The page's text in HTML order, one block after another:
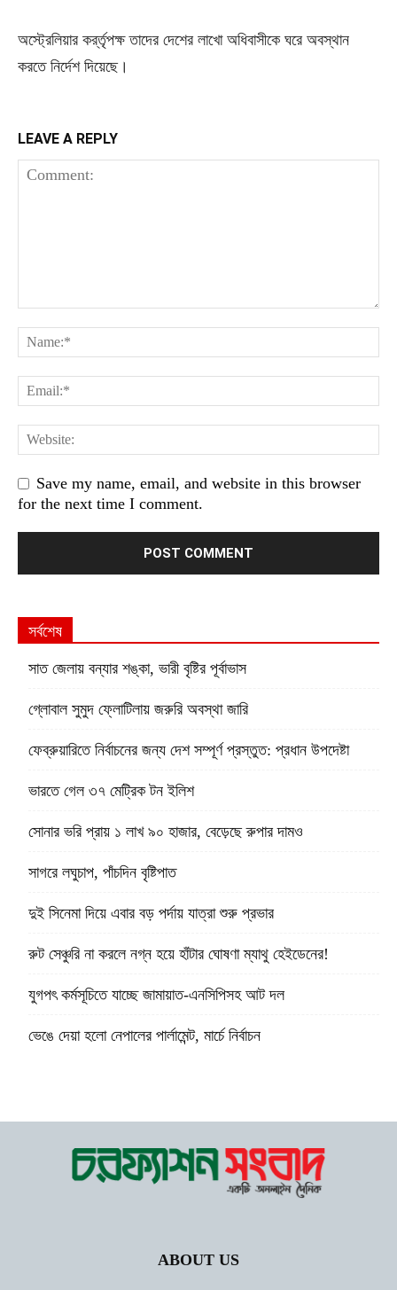
অস্ট্রেলিয়ার কর্র্তৃপক্ষ তাদের দেশের লাখো অধিবাসীকে ঘরে অবস্থান
করতে নির্দেশ দিয়েছে।
LEAVE A REPLY
Save my name, email, and website in this browser
for the next time I comment.
সর্বশেষ
সাত জেলায় বন্যার শঙ্কা, ভারী বৃষ্টির পূর্বাভাস
গ্লোবাল সুমুদ ফ্লোটিলায় জরুরি অবস্থা জারি
ফেব্রুয়ারিতে নির্বাচনের জন্য দেশ সম্পূর্ণ প্রস্তুত: প্রধান উপদেষ্টা
ভারতে গেল ৩৭ মেট্রিক টন ইলিশ
সোনার ভরি প্রায় ১ লাখ ৯০ হাজার, বেড়েছে রুপার দামও
সাগরে লঘুচাপ, পাঁচদিন বৃষ্টিপাত
দুই সিনেমা দিয়ে এবার বড় পর্দায় যাত্রা শুরু প্রভার
রুট সেঞ্চুরি না করলে নগ্ন হয়ে হাঁটার ঘোষণা ম্যাথু হেইডেনের!
যুগপৎ কর্মসূচিতে যাচ্ছে জামায়াত-এনসিপিসহ আট দল
ভেঙে দেয়া হলো নেপালের পার্লামেন্ট, মার্চে নির্বাচন
ABOUT US